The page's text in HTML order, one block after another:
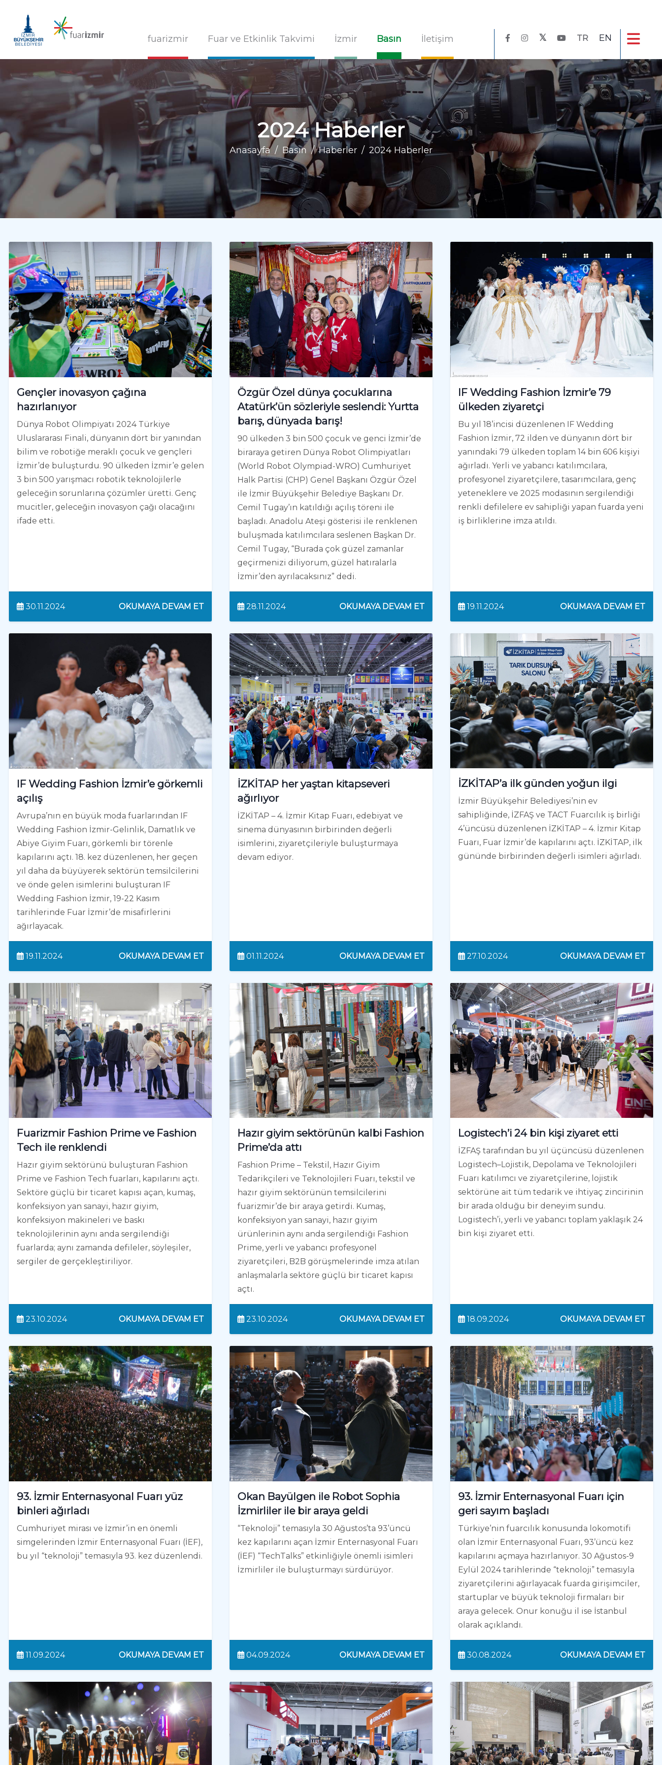
fuarizmir Fuar ve Etkinlik Takvimi İzmir Basın İletişim TR EN
2024 Haberler
Anasayfa Basın Haberler 2024 Haberler
Gençler inovasyon çağına
hazırlanıyor
Dünya Robot Olimpiyatı 2024 Türkiye
Uluslararası Finali, dünyanın dört bir yanından
bilim ve robotiğe meraklı çocuk ve gençleri
İzmir’de buluşturdu. 90 ülkeden İzmir’e gelen
3 bin 500 yarışmacı robotik teknolojilerle
geleceğin sorunlarına çözümler üretti. Genç
mucitler, geleceğin inovasyon çağı olacağını
ifade etti.
30.11.2024 OKUMAYA DEVAM ET
Özgür Özel dünya çocuklarına
Atatürk’ün sözleriyle seslendi: Yurtta
barış, dünyada barış!
90 ülkeden 3 bin 500 çocuk ve genci İzmir’de
biraraya getiren Dünya Robot Olimpiyatları
(World Robot Olympiad-WRO) Cumhuriyet
Halk Partisi (CHP) Genel Başkanı Özgür Özel
ile İzmir Büyükşehir Belediye Başkanı Dr.
Cemil Tugay’ın katıldığı açılış töreni ile
başladı. Anadolu Ateşi gösterisi ile renklenen
buluşmada katılımcılara seslenen Başkan Dr.
Cemil Tugay, “Burada çok güzel zamanlar
geçirmenizi diliyorum, güzel hatıralarla
İzmir’den ayrılacaksınız” dedi.
28.11.2024 OKUMAYA DEVAM ET
IF Wedding Fashion İzmir’e 79
ülkeden ziyaretçi
Bu yıl 18’incisi düzenlenen IF Wedding
Fashion İzmir, 72 ilden ve dünyanın dört bir
yanındaki 79 ülkeden toplam 14 bin 606 kişiyi
ağırladı. Yerli ve yabancı katılımcılara,
profesyonel ziyaretçilere, tasarımcılara, genç
yeteneklere ve 2025 modasının sergilendiği
renkli defilelere ev sahipliği yapan fuarda yeni
iş birliklerine imza atıldı.
19.11.2024 OKUMAYA DEVAM ET
IF Wedding Fashion İzmir’e görkemli
açılış
Avrupa’nın en büyük moda fuarlarından IF
Wedding Fashion İzmir-Gelinlik, Damatlık ve
Abiye Giyim Fuarı, görkemli bir törenle
kapılarını açtı. 18. kez düzenlenen, her geçen
yıl daha da büyüyerek sektörün temsilcilerini
ve önde gelen isimlerini buluşturan IF
Wedding Fashion İzmir, 19-22 Kasım
tarihlerinde Fuar İzmir’de misafirlerini
ağırlayacak.
19.11.2024 OKUMAYA DEVAM ET
İZKİTAP her yaştan kitapseveri
ağırlıyor
İZKİTAP – 4. İzmir Kitap Fuarı, edebiyat ve
sinema dünyasının birbirinden değerli
isimlerini, ziyaretçileriyle buluşturmaya
devam ediyor.
01.11.2024 OKUMAYA DEVAM ET
İZKİTAP’a ilk günden yoğun ilgi
İzmir Büyükşehir Belediyesi’nin ev
sahipliğinde, İZFAŞ ve TACT Fuarcılık iş birliği
4’üncüsü düzenlenen İZKİTAP – 4. İzmir Kitap
Fuarı, Fuar İzmir’de kapılarını açtı. İZKİTAP, ilk
gününde birbirinden değerli isimleri ağırladı.
27.10.2024 OKUMAYA DEVAM ET
Fuarizmir Fashion Prime ve Fashion
Tech ile renklendi
Hazır giyim sektörünü buluşturan Fashion
Prime ve Fashion Tech fuarları, kapılarını açtı.
Sektöre güçlü bir ticaret kapısı açan, kumaş,
konfeksiyon yan sanayi, hazır giyim,
konfeksiyon makineleri ve baskı
teknolojilerinin aynı anda sergilendiği
fuarlarda; aynı zamanda defileler, söyleşiler,
sergiler de gerçekleştiriliyor.
23.10.2024 OKUMAYA DEVAM ET
Hazır giyim sektörünün kalbi Fashion
Prime’da attı
Fashion Prime – Tekstil, Hazır Giyim
Tedarikçileri ve Teknolojileri Fuarı, tekstil ve
hazır giyim sektörünün temsilcilerini
fuarizmir’de bir araya getirdi. Kumaş,
konfeksiyon yan sanayi, hazır giyim
ürünlerinin aynı anda sergilendiği Fashion
Prime, yerli ve yabancı profesyonel
ziyaretçileri, B2B görüşmelerinde imza atılan
anlaşmalarla sektöre güçlü bir ticaret kapısı
açtı.
23.10.2024 OKUMAYA DEVAM ET
Logistech’i 24 bin kişi ziyaret etti
İZFAŞ tarafından bu yıl üçüncüsü düzenlenen
Logistech–Lojistik, Depolama ve Teknolojileri
Fuarı katılımcı ve ziyaretçilerine, lojistik
sektörüne ait tüm tedarik ve ihtiyaç zincirinin
bir arada olduğu bir deneyim sundu.
Logistech’i, yerli ve yabancı toplam yaklaşık 24
bin kişi ziyaret etti.
18.09.2024 OKUMAYA DEVAM ET
93. İzmir Enternasyonal Fuarı yüz
binleri ağırladı
Cumhuriyet mirası ve İzmir’in en önemli
simgelerinden İzmir Enternasyonal Fuarı (İEF),
bu yıl “teknoloji” temasıyla 93. kez düzenlendi.
11.09.2024 OKUMAYA DEVAM ET
Okan Bayülgen ile Robot Sophia
İzmirliler ile bir araya geldi
“Teknoloji” temasıyla 30 Ağustos’ta 93’üncü
kez kapılarını açan İzmir Enternasyonal Fuarı
(İEF) “TechTalks” etkinliğiyle önemli isimleri
İzmirliler ile buluşturmayı sürdürüyor.
04.09.2024 OKUMAYA DEVAM ET
93. İzmir Enternasyonal Fuarı için
geri sayım başladı
Türkiye’nin fuarcılık konusunda lokomotifi
olan İzmir Enternasyonal Fuarı, 93’üncü kez
kapılarını açmaya hazırlanıyor. 30 Ağustos-9
Eylül 2024 tarihlerinde “teknoloji” temasıyla
ziyaretçilerini ağırlayacak fuarda girişimciler,
startuplar ve büyük teknoloji firmaları bir
araya gelecek. Onur konuğu il ise İstanbul
olarak açıklandı.
30.08.2024 OKUMAYA DEVAM ET